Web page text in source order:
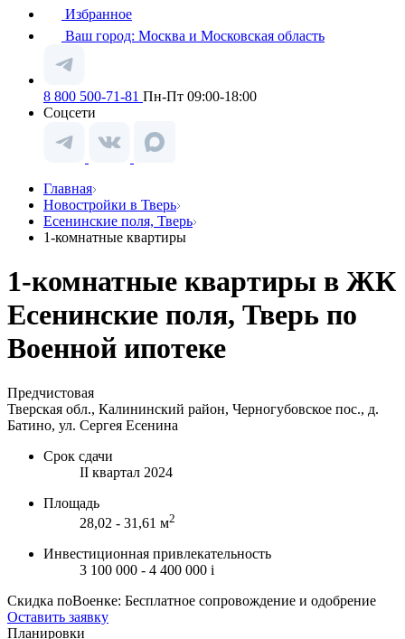
Избранное
Ваш город: Москва и Московская область
8 800 500-71-81 Пн-Пт 09:00-18:00
Соцсети
Главная
Новостройки в Тверь
Есенинские поля, Тверь
1-комнатные квартиры
1-комнатные квартиры в ЖК
Есенинские поля, Тверь по
Военной ипотеке
Предчистовая
Тверская обл., Калининский район, Черногубовское пос., д.
Батино, ул. Сергея Есенина
Срок сдачи
II квартал 2024
Площадь
28,02 - 31,61 м2
Инвестиционная привлекательность
3 100 000 - 4 400 000 i
Скидка поВоенке: Бесплатное сопровождение и одобрение
Оставить заявку
Планировки